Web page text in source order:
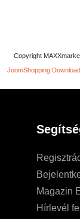
Copyright
JoomShopping
Magazin
Hírlevél